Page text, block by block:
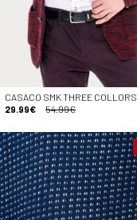
CASACO SMK THREE COLLORS
29.99€
54.99€